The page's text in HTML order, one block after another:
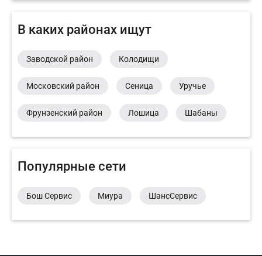
В каких районах ищут
Заводской район Колодищи
Московский район Сеница Уручье
Фрунзенский район Лошица Шабаны
Популярные сети
Бош Сервис Миура ШансСервис